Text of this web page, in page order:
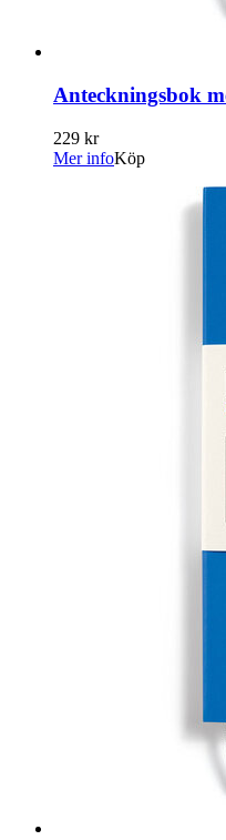
Anteckningsbok
229 kr
Mer infoKöp